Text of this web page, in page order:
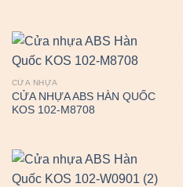
CỬA NHỰA
CỬA NHỰA ABS HÀN QUỐC
KOS 102-M8708